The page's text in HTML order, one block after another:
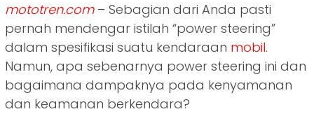
mototren.com– Sebagian dari Anda pasti
pernah mendengar istilah “power steering”
dalam spesifikasi suatu kendaraan mobil.
Namun, apa sebenarnya power steering ini dan
bagaimana dampaknya pada kenyamanan
dan keamanan berkendara?